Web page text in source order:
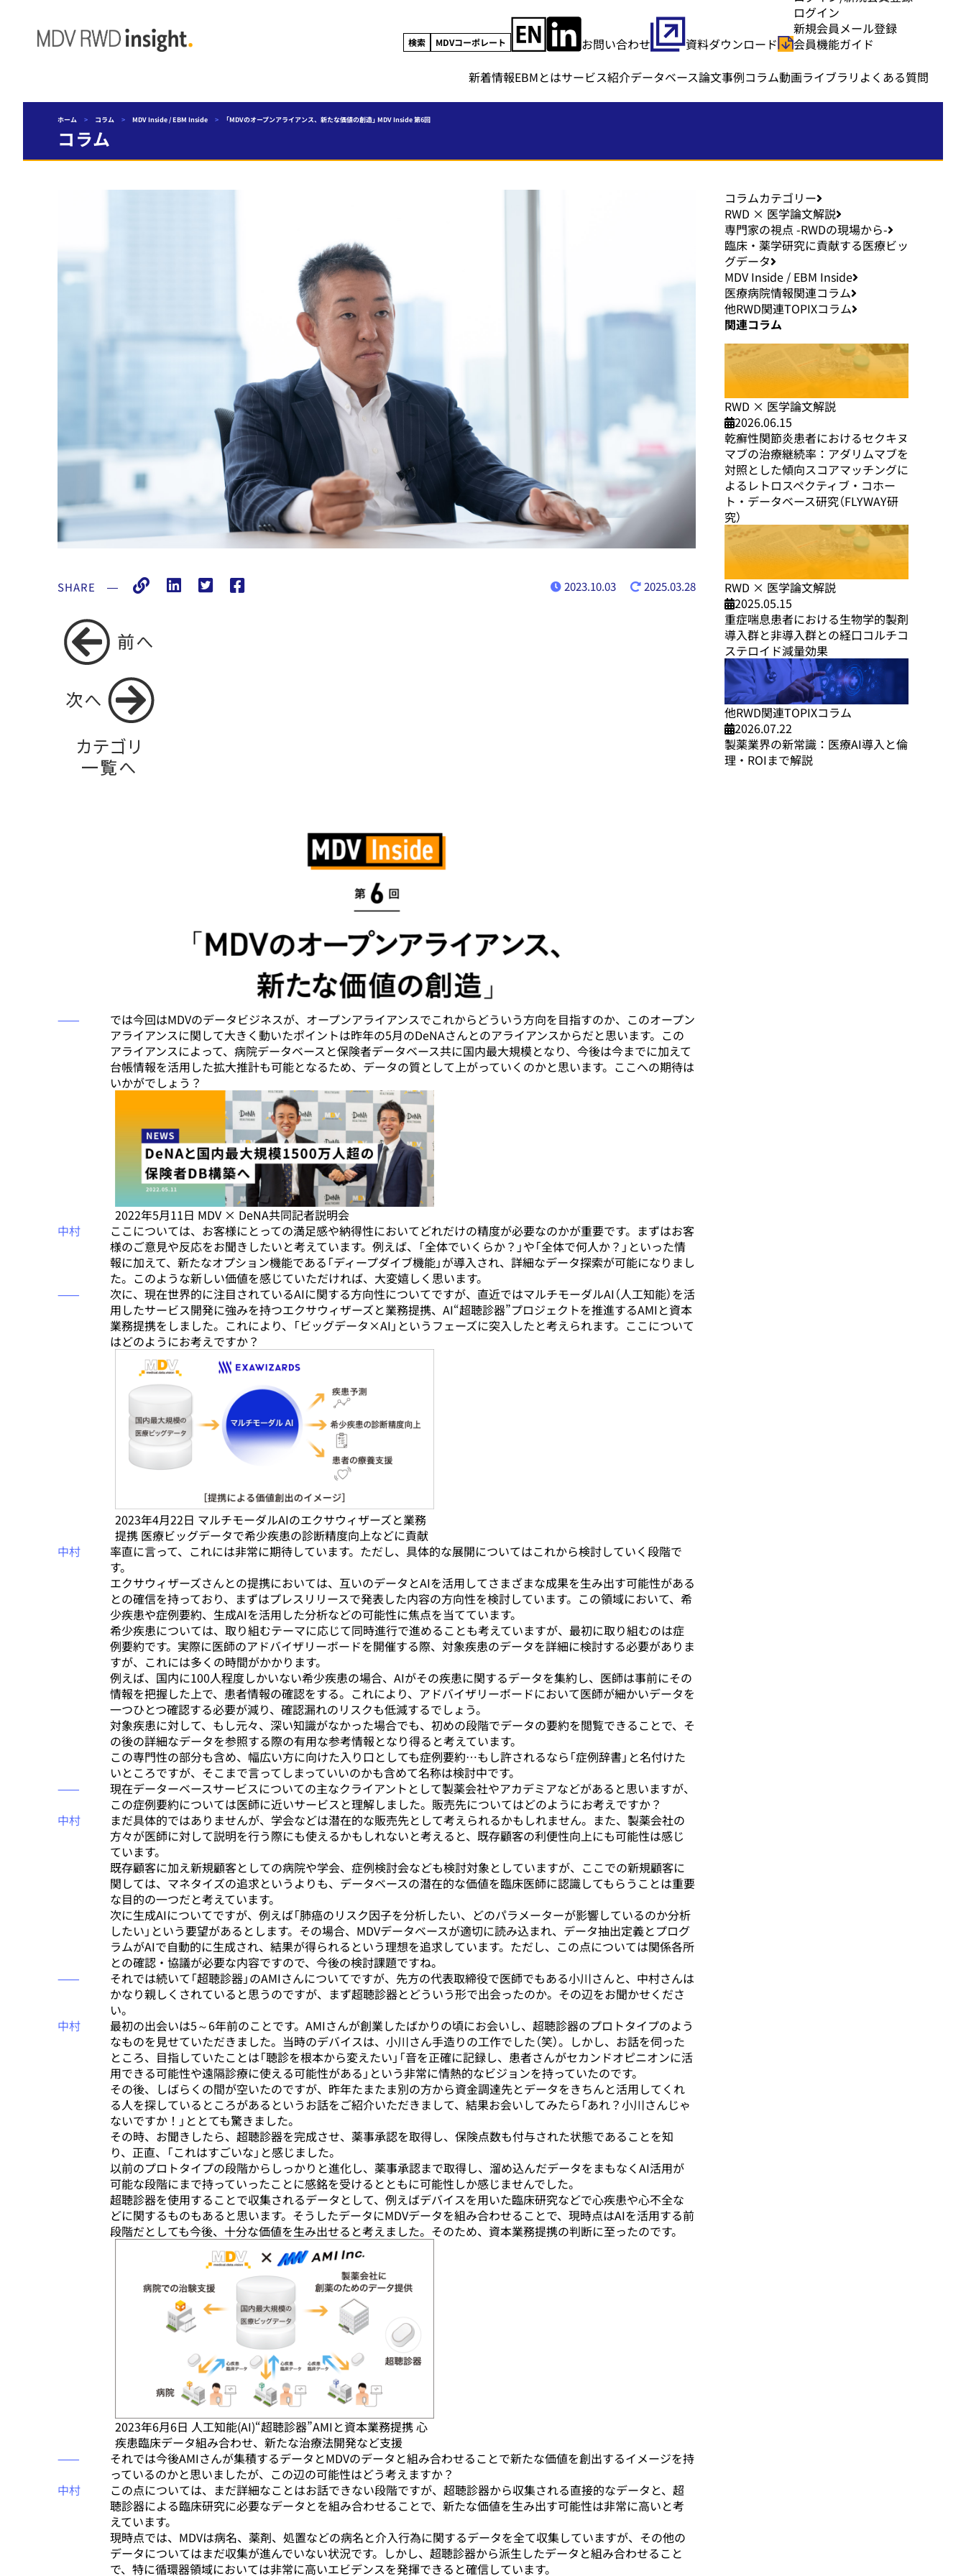
検索 MDVコーポレート お問い合わせ 資料ダウンロード
ログイン
新規会員メール登録
会員機能ガイド
新着情報EBMとはサービス紹介データベース論文事例コラム動画ライブラリ よくある質問
ホーム > コラム > MDV Inside / EBM Inside > 「MDVのオープンアライアンス、新たな価値の創造」 MDV Inside 第6回
コラム
SHARE ― 2023.10.03 2025.03.28
⸺
では今回はMDVのデータビジネスが、オープンアライアンスでこれからどういう方向を目指すのか、このオープン
アライアンスに関して大きく動いたポイントは昨年の5月のDeNAさんとのアライアンスからだと思います。この
アライアンスによって、病院データベースと保険者データベース共に国内最大規模となり、今後は今までに加えて
台帳情報を活用した拡大推計も可能となるため、データの質として上がっていくのかと思います。ここへの期待は
いかがでしょう？
2022年5月11日 MDV × DeNA共同記者説明会
中村
ここについては、お客様にとっての満足感や納得性においてどれだけの精度が必要なのかが重要です。まずはお客
様のご意見や反応をお聞きしたいと考えています。例えば、「全体でいくらか？」や「全体で何人か？」といった情
報に加えて、新たなオプション機能である「ディープダイブ機能」が導入され、詳細なデータ探索が可能になりまし
た。このような新しい価値を感じていただければ、大変嬉しく思います。
⸺
次に、現在世界的に注目されているAIに関する方向性についてですが、直近ではマルチモーダルAI（人工知能）を活
用したサービス開発に強みを持つエクサウィザーズと業務提携、AI“超聴診器”プロジェクトを推進するAMIと資本
業務提携をしました。これにより、「ビッグデータ×AI」というフェーズに突入したと考えられます。ここについて
はどのようにお考えですか？
2023年4月22日 マルチモーダルAIのエクサウィザーズと業務
提携 医療ビッグデータで希少疾患の診断精度向上などに貢献
中村
率直に言って、これには非常に期待しています。ただし、具体的な展開についてはこれから検討していく段階で
す。
エクサウィザーズさんとの提携においては、互いのデータとAIを活用してさまざまな成果を生み出す可能性がある
との確信を持っており、まずはプレスリリースで発表した内容の方向性を検討しています。この領域において、希
少疾患や症例要約、生成AIを活用した分析などの可能性に焦点を当てています。
希少疾患については、取り組むテーマに応じて同時進行で進めることも考えていますが、最初に取り組むのは症
例要約です。実際に医師のアドバイザリーボードを開催する際、対象疾患のデータを詳細に検討する必要がありま
すが、これには多くの時間がかかります。
例えば、国内に100人程度しかいない希少疾患の場合、AIがその疾患に関するデータを集約し、医師は事前にその
情報を把握した上で、患者情報の確認をする。これにより、アドバイザリーボードにおいて医師が細かいデータを
一つひとつ確認する必要が減り、確認漏れのリスクも低減するでしょう。
対象疾患に対して、もし元々、深い知識がなかった場合でも、初めの段階でデータの要約を閲覧できることで、そ
の後の詳細なデータを参照する際の有用な参考情報となり得ると考えています。
この専門性の部分も含め、幅広い方に向けた入り口としても症例要約…もし許されるなら「症例辞書」と名付けた
いところですが、そこまで言ってしまっていいのかも含めて名称は検討中です。
⸺
現在データーベースサービスについての主なクライアントとして製薬会社やアカデミアなどがあると思いますが、
この症例要約については医師に近いサービスと理解しました。販売先についてはどのようにお考えですか？
中村
まだ具体的ではありませんが、学会などは潜在的な販売先として考えられるかもしれません。また、製薬会社の
方々が医師に対して説明を行う際にも使えるかもしれないと考えると、既存顧客の利便性向上にも可能性は感じ
ています。
既存顧客に加え新規顧客としての病院や学会、症例検討会なども検討対象としていますが、ここでの新規顧客に
関しては、マネタイズの追求というよりも、データベースの潜在的な価値を臨床医師に認識してもらうことは重要
な目的の一つだと考えています。
次に生成AIについてですが、例えば「肺癌のリスク因子を分析したい、どのパラメーターが影響しているのか分析
したい」という要望があるとします。その場合、MDVデータベースが適切に読み込まれ、データ抽出定義とプログ
ラムがAIで自動的に生成され、結果が得られるという理想を追求しています。ただし、この点については関係各所
との確認・協議が必要な内容ですので、今後の検討課題ですね。
⸺
それでは続いて「超聴診器」のAMIさんについてですが、先方の代表取締役で医師でもある小川さんと、中村さんは
かなり親しくされていると思うのですが、まず超聴診器とどういう形で出会ったのか。その辺をお聞かせくださ
い。
中村
最初の出会いは5～6年前のことです。AMIさんが創業したばかりの頃にお会いし、超聴診器のプロトタイプのよう
なものを見せていただきました。当時のデバイスは、小川さん手造りの工作でした（笑）。しかし、お話を伺った
ところ、目指していたことは「聴診を根本から変えたい」「音を正確に記録し、患者さんがセカンドオピニオンに活
用できる可能性や遠隔診療に使える可能性がある」という非常に情熱的なビジョンを持っていたのです。
その後、しばらくの間が空いたのですが、昨年たまたま別の方から資金調達先とデータをきちんと活用してくれ
る人を探しているところがあるというお話をご紹介いただきまして、結果お会いしてみたら「あれ？小川さんじゃ
ないですか！」ととても驚きました。
その時、お聞きしたら、超聴診器を完成させ、薬事承認を取得し、保険点数も付与された状態であることを知
り、正直、「これはすごいな」と感じました。
以前のプロトタイプの段階からしっかりと進化し、薬事承認まで取得し、溜め込んだデータをまもなくAI活用が
可能な段階にまで持っていったことに感銘を受けるとともに可能性しか感じませんでした。
超聴診器を使用することで収集されるデータとして、例えばデバイスを用いた臨床研究などで心疾患や心不全な
どに関するものもあると思います。そうしたデータにMDVデータを組み合わせることで、現時点はAIを活用する前
段階だとしても今後、十分な価値を生み出せると考えました。そのため、資本業務提携の判断に至ったのです。
2023年6月6日 人工知能(AI)“超聴診器”AMIと資本業務提携 心
疾患臨床データ組み合わせ、新たな治療法開発など支援
⸺
それでは今後AMIさんが集積するデータとMDVのデータと組み合わせることで新たな価値を創出するイメージを持
っているのかと思いましたが、この辺の可能性はどう考えますか？
中村
この点については、まだ詳細なことはお話できない段階ですが、超聴診器から収集される直接的なデータと、超
聴診器による臨床研究に必要なデータとを組み合わせることで、新たな価値を生み出す可能性は非常に高いと考
えています。
現時点では、MDVは病名、薬剤、処置などの病名と介入行為に関するデータを全て収集していますが、その他の
データについてはまだ収集が進んでいない状況です。しかし、超聴診器から派生したデータと組み合わせること
で、特に循環器領域においては非常に高いエビデンスを発揮できると確信しています。
コラムカテゴリー
RWD × 医学論文解説
専門家の視点 -RWDの現場から-
臨床・薬学研究に貢献する医療ビッ
グデータ
MDV Inside / EBM Inside
医療病院情報関連コラム
他RWD関連TOPIXコラム
関連コラム
RWD × 医学論文解説
2026.06.15
乾癬性関節炎患者におけるセクキヌ
マブの治療継続率：アダリムマブを
対照とした傾向スコアマッチングに
よるレトロスペクティブ・コホー
ト・データベース研究（FLYWAY研
究）
RWD × 医学論文解説
2025.05.15
重症喘息患者における生物学的製剤
導入群と非導入群との経口コルチコ
ステロイド減量効果
他RWD関連TOPIXコラム
2026.07.22
製薬業界の新常識：医療AI導入と倫
理・ROIまで解説